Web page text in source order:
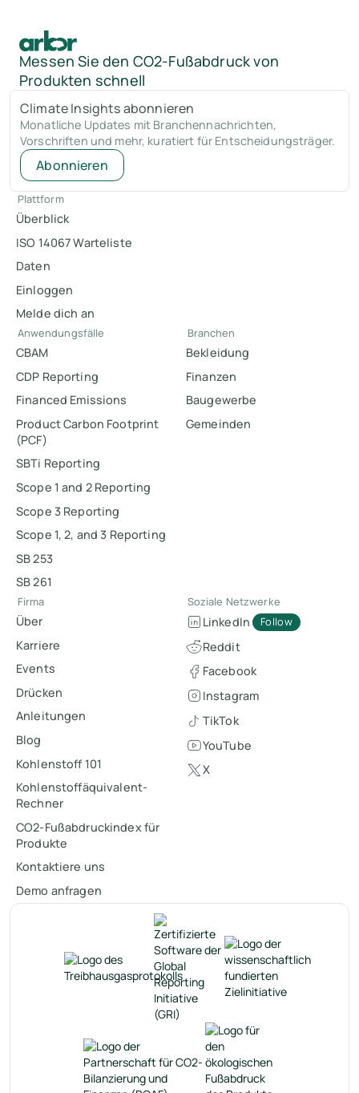
Messen Sie den CO2-Fußabdruck von
Produkten schnell
Climate Insights abonnieren
Monatliche Updates mit Branchennachrichten,
Vorschriften und mehr, kuratiert für Entscheidungsträger.
Abonnieren
Plattform
Überblick
ISO 14067 Warteliste
Daten
Einloggen
Melde dich an
Anwendungsfälle
CBAM
CDP Reporting
Financed Emissions
Product Carbon Footprint
(PCF)
SBTi Reporting
Scope 1 and 2 Reporting
Scope 3 Reporting
Scope 1, 2, and 3 Reporting
SB 253
SB 261
Branchen
Bekleidung
Finanzen
Baugewerbe
Gemeinden
Firma
Über
Karriere
Events
Drücken
Anleitungen
Blog
Kohlenstoff 101
Kohlenstoffäquivalent-
Rechner
CO2-Fußabdruckindex für
Produkte
Kontaktiere uns
Demo anfragen
Soziale Netzwerke
LinkedIn Follow
Reddit
Facebook
Instagram
TikTok
YouTube
X